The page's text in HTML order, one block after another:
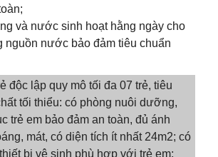
và nước sinh hoạt hằng ngày cho
nguồn nước bảo đảm tiêu chuẩn
độc lập quy mô tối đa 07 trẻ, tiêu
tối thiểu: có phòng nuôi dưỡng,
trẻ em bảo đảm an toàn, đủ ánh
mát, có diện tích ít nhất 24m2; có
bị vệ sinh phù hợp với trẻ em;